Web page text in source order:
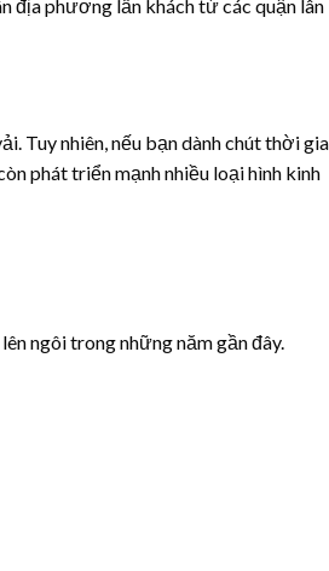
địa phương lẫn khách từ các quận lân
Tuy nhiên, nếu bạn dành chút thời
phát triển mạnh nhiều loại hình kinh
ngôi trong những năm gần đây.